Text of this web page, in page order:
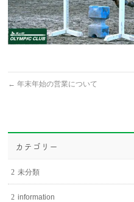
← 年末年始の営業について
カテゴリー
未分類
information